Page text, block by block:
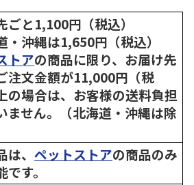
ごと1,100円（税込）
沖縄は1,650円（税込）
トアの商品に限り、お届け先
注文金額が11,000円（税
の場合は、お客様の送料負担
ません。（北海道・沖縄は除
、 ペットストアの商品のみ
す。